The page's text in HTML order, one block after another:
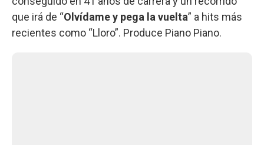
que irá de “Olvídame y pega la vuelta” a hits más
recientes como “Lloro”. Produce Piano Piano.